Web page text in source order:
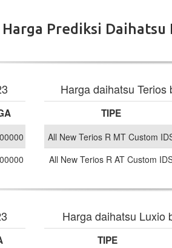
Harga Prediksi Daihatsu
Harga daihatsu Terios
TIPE
All New Terios R MT Custom
All New Terios R AT Custom
Harga daihatsu Luxio
TIPE